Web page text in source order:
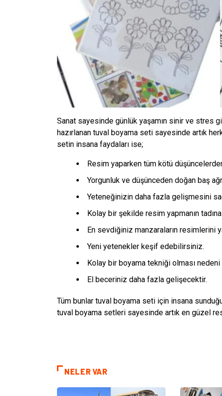
Sanat sayesinde günlük yaşamın sinir ve stres
hazırlanan tuval boyama seti sayesinde artık
setin insana faydaları ise;
Resim yaparken tüm kötü
Yorgunluk ve düşünceden doğan baş
Yeteneğinizin daha fazla gelişmesini
Kolay bir şekilde resim yapmanın
En sevdiğiniz manzaraların
Yeni yetenekler keşif edebilirsiniz.
Kolay bir boyama tekniği olması
El beceriniz daha fazla gelişecektir.
Tüm bunlar tuval boyama seti için insana
tuval boyama setleri sayesinde artık en güzel
NELER VAR